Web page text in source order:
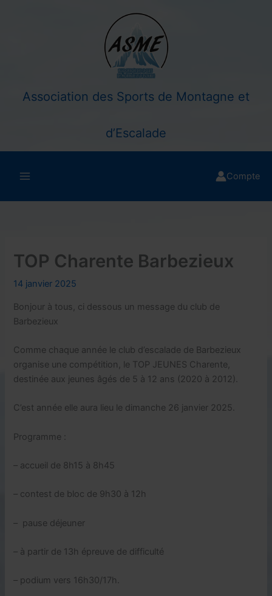
Association des Sports de Montagne et
d’Escalade
Compte
TOP Charente Barbezieux
14 janvier 2025
Bonjour à tous, ci dessous un message du club de
Barbezieux
Comme chaque année le club d’escalade de Barbezieux
organise une compétition, le TOP JEUNES Charente,
destinée aux jeunes âgés de 5 à 12 ans (2020 à 2012).
C’est année elle aura lieu le dimanche 26 janvier 2025.
Programme :
– accueil de 8h15 à 8h45
– contest de bloc de 9h30 à 12h
– pause déjeuner
– à partir de 13h épreuve de difficulté
– podium vers 16h30/17h.